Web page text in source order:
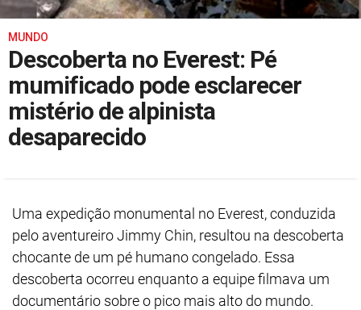
MUNDO
Descoberta no Everest: Pé
mumificado pode esclarecer
mistério de alpinista
desaparecido
Uma expedição monumental no Everest, conduzida
pelo aventureiro Jimmy Chin, resultou na descoberta
chocante de um pé humano congelado. Essa
descoberta ocorreu enquanto a equipe filmava um
documentário sobre o pico mais alto do mundo.